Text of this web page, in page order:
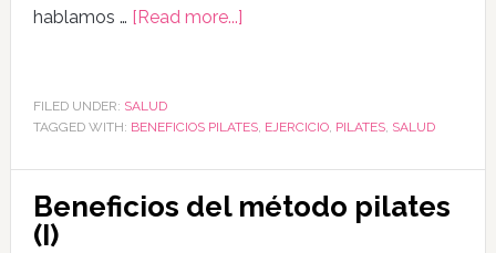
hablamos … [Read more...]
FILED UNDER: SALUD
TAGGED WITH: BENEFICIOS PILATES, EJERCICIO, PILATES, SALUD
Beneficios del método pilates
(I)